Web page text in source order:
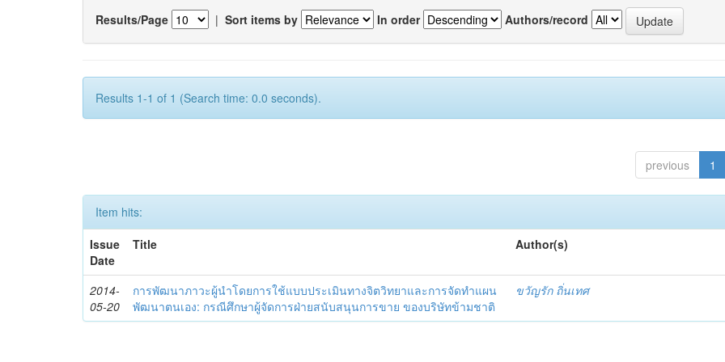
Results/Page | Sort items by In order Authors/record
Results 1-1 of 1 (Search time: 0.0 seconds).
previous 1
Item hits:
Issue
Date
Title Author(s)
2014-
05-20
การพัฒนาภาวะผู้นำโดยการใช้แบบประเมินทางจิตวิทยาและการจัดทำแผน
พัฒนาตนเอง: กรณีศึกษาผู้จัดการฝ่ายสนับสนุนการขาย ของบริษัทข้ามชาติ
ขวัญรัก ถิ่นเทศ